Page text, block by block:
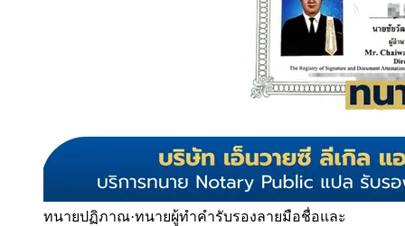
ทนายปฏิภาณ·ทนายผู้ทำคำรับรองลายมือชื่อและ